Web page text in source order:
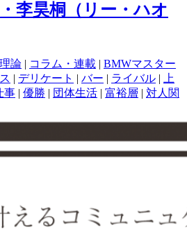
李昊桐（リー・ハオ
論 | コラム・連載 | BMWマスター
| デリケート | バー | ライバル |
上
事 | 優勝 | 団体生活 | 富裕層 | 対人関